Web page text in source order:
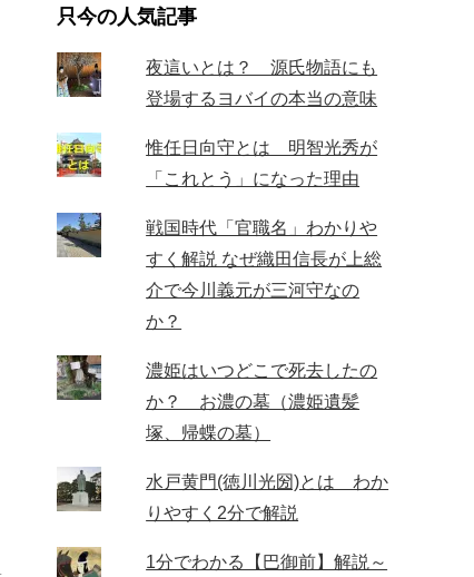
只今の人気記事
夜這いとは？ 源氏物語にも
登場するヨバイの本当の意味
惟任日向守とは 明智光秀が
「これとう」になった理由
戦国時代「官職名」わかりや
すく解説 なぜ織田信長が上総
介で今川義元が三河守なの
か？
濃姫はいつどこで死去したの
か？ お濃の墓（濃姫遺髪
塚、帰蝶の墓）
水戸黄門(徳川光圀)とは わか
りやすく2分で解説
1分でわかる【巴御前】解説～